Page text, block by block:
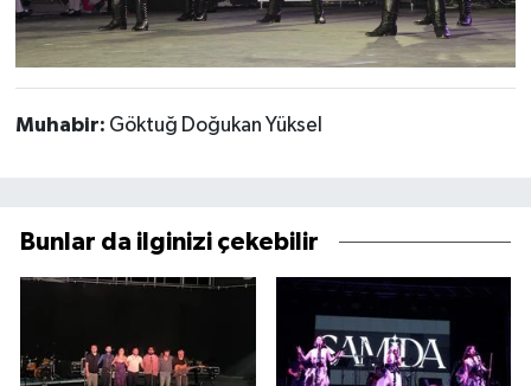
Muhabir: Göktuğ Doğukan Yüksel
Bunlar da ilginizi çekebilir